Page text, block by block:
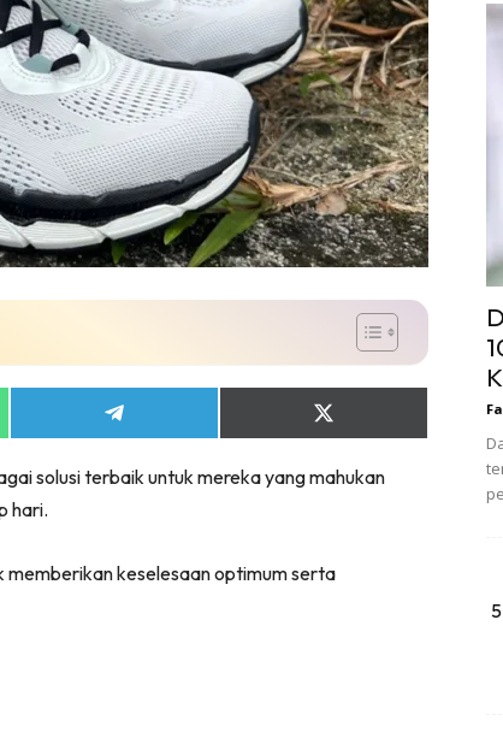
Share
on
Share
on
(Twitter)
solusi terbaik untuk mereka yang mahukan
hari.
memberikan keselesaan optimum serta